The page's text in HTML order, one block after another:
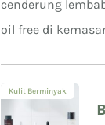
cenderung
oil free di
Kulit Berminyak